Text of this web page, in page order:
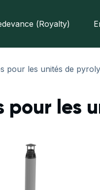
(Royalty)
pour les unités de
les